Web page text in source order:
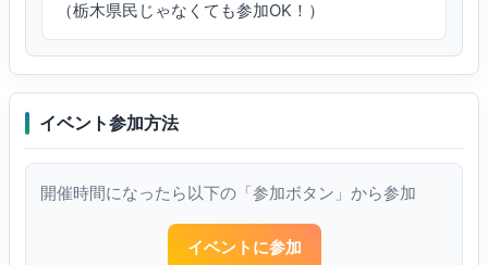
（栃木県民じゃなくても参加OK！）
イベント参加方法
開催時間になったら以下の「参加ボタン」から参加
イベントに参加